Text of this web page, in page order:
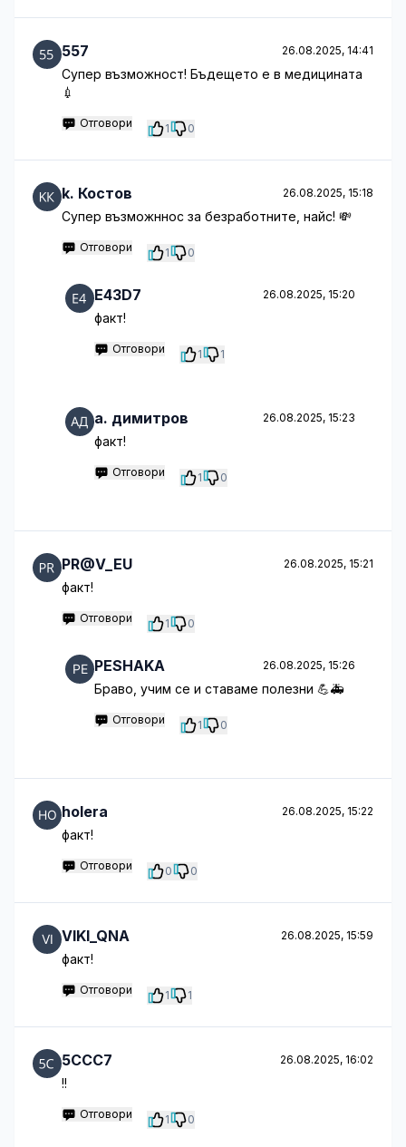
557 26.08.2025, 14:41
Супер възможност! Бъдещето е в медицината
💉
Отговори 1 0
k. Костов 26.08.2025, 15:18
Супер възможннос за безработните, найс! 💸
Отговори 1 0
E43D7 26.08.2025, 15:20
факт!
Отговори 1 1
a. димитров 26.08.2025, 15:23
факт!
Отговори 1 0
PR@V_EU 26.08.2025, 15:21
факт!
Отговори 1 0
PESHAKA 26.08.2025, 15:26
Браво, учим се и ставаме полезни 💪🚑
Отговори 1 0
holera 26.08.2025, 15:22
факт!
Отговори 0 0
VIKI_QNA 26.08.2025, 15:59
факт!
Отговори 1 1
5CCC7 26.08.2025, 16:02
!!
Отговори 1 0